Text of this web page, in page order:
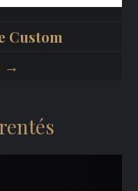
Custom
→